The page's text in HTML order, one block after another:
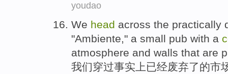
youdao
We head across the practically
"Ambiente," a small pub with a
atmosphere and walls that are
我们穿过事实上已经废弃了的市